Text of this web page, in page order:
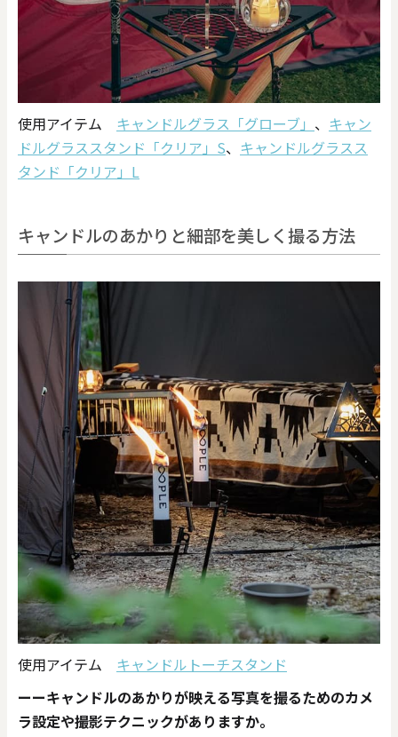
使用アイテム キャンドルグラス「グローブ」 、 キャン
ドルグラススタンド「クリア」S、 キャンドルグラスス
タンド「クリア」L
キャンドルのあかりと細部を美しく撮る方法
使用アイテム キャンドルトーチスタンド
ーーキャンドルのあかりが映える写真を撮るためのカメ
ラ設定や撮影テクニックがありますか。